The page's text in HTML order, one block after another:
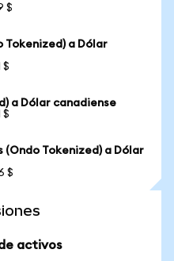
$
Tokenized) a Dólar
$
a Dólar canadiense
$
Tokenized) a Dólar
$
activos